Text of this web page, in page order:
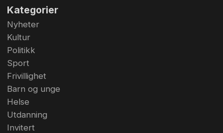
Kategorier
Nyheter
Kultur
Politikk
Sport
Frivillighet
Barn og unge
Helse
Utdanning
Invitert